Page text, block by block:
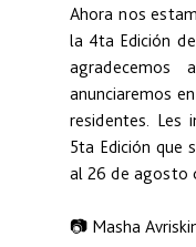
Ahora nos
la 4ta Edición
anunciaremos
residentes. Les
5ta Edición que
al 26 de agosto
📷 Masha